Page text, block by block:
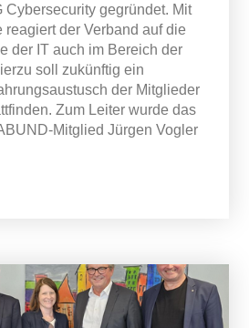
Cybersecurity gegründet. Mit
reagiert der Verband auf die
der IT auch im Bereich der
soll zukünftig ein
der Mitglieder
Zum Leiter wurde das
Mitglied Jürgen Vogler